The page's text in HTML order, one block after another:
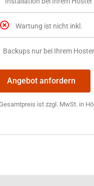
Wartung ist nicht inkl.
Backups nur bei Ihrem Hoster
Angebot anfordern
ist zzgl. MwSt. in